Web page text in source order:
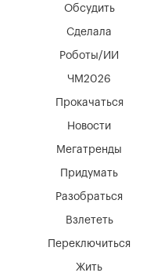
Мегатренды
Придумать
Разобраться
Взлететь
Новости
Переключиться
Жить
Обсудить
Сделала
Роботы/ИИ
ЧМ2026
Прокачаться